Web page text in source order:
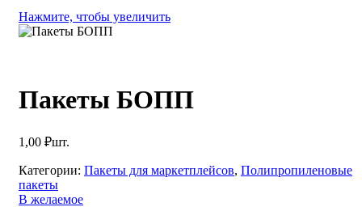
Нажмите, чтобы увеличить
Пакеты БОПП
1,00 ₽шт.
Категории: Пакеты для маркетплейсов, Полипропиленовые
пакеты
В желаемое